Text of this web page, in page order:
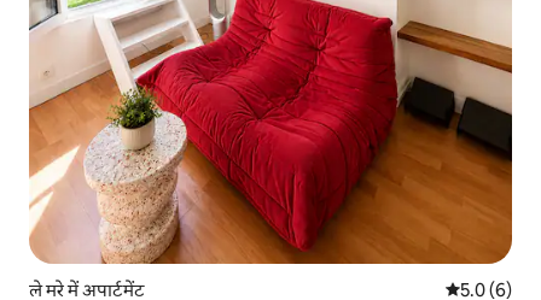
ले मरे में अपार्टमेंट औसत रेटिंग 5
5.0 (6)